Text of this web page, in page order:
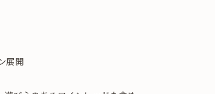
展開